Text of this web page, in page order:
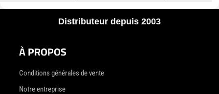
Distributeur depuis 2003
À PROPOS
Conditions générales de vente
Notre entreprise